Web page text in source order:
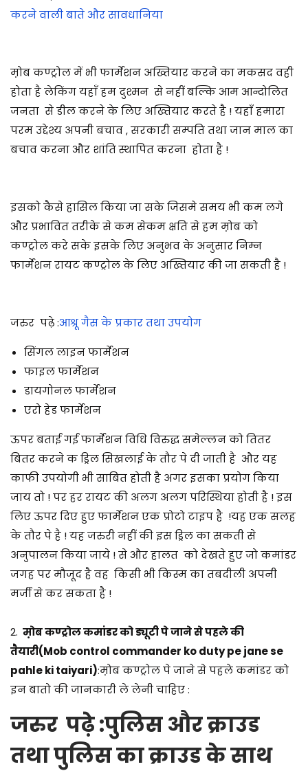
करने वाली बाते और सावधानिया
म़ोब कण्ट्रोल में भी फार्मेशन अख्तियार करने का मकसद वही
होता है लेकिंग यहाँ हम दुश्मन से नहीं बल्कि आम आन्दोलित
जनता से डील करने के लिए अख्तियार करते है ! यहाँ हमारा
परम उद्देश्य अपनी बचाव , सरकारी सम्पति तथा जान माल का
बचाव करना और शांति स्थापित करना होता है !
इसको कैसे हासिल किया जा सके जिसमे समय भी कम लगे
और प्रभावित तरीके से कम सेकम क्षति से हम म़ोब को
कण्ट्रोल करे सके इसके लिए अनुभव के अनुसार निम्न
फार्मेशन रायट कण्ट्रोल के लिए अख्तियार की जा सकती है !
जरुर पढ़े :आश्रू गैस के प्रकार तथा उपयोग
सिंगल लाइन फार्मेशन
फाइल फार्मेशन
डायगोनल फार्मेशन
एरो हेड फार्मेशन
ऊपर बताई गई फार्मेशन विधि विरुद्ध समेल्लन को तितर
बितर करने क ड्रिल सिखलाई के तौर पे दी जाती है और यह
काफी उपयोगी भी साबित होती है अगर इसका प्रयोग किया
जाय तो ! पर हर रायट की अलग अलग परिस्थिया होती है ! इस
लिए ऊपर दिए हुए फार्मेशन एक प्रोटो टाइप है !यह एक सलह
के तौर पे है ! यह जरुरी नहीं की इस ड्रिल का सकती से
अनुपालन किया जाये ! से और हालत को देखते हुए जो कमांडर
जगह पर मौजूद है वह किसी भी किस्म का तबदीली अपनी
मर्जी से कर सकता है !
2. म़ोब कण्ट्रोल कमांडर को ड्यूटी पे जाने से पहले की
तैयारी(Mob control commander ko duty pe jane se
pahle ki taiyari):म़ोब कण्ट्रोल पे जाने से पहले कमांडर को
इन बातो की जानकारी ले लेनी चाहिए :
जरुर पढ़े :पुलिस और क्राउड
तथा पुलिस का क्राउड के साथ